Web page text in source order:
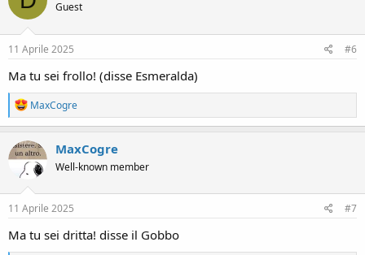
i
o
n
s
Guest
11 Aprile 2025 #6
Ma tu sei frollo! (disse Esmeralda)
R
e
a
c
t
n
s
MaxCogre
MaxCogre
Well-known member
11 Aprile 2025 #7
Ma tu sei dritta! disse il Gobbo